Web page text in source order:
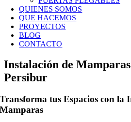
QUIENES SOMOS
QUE HACEMOS
PROYECTOS
BLOG
CONTACTO
Instalación de
Persibur
Transforma tus Espacios con la
Mamparas